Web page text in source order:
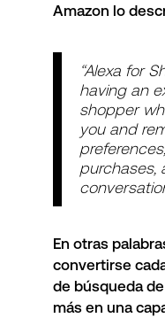
Amazon lo
“Alexa for
having an
shopper
you and
purchases,
En otras
convertirse
de búsqueda
más en una